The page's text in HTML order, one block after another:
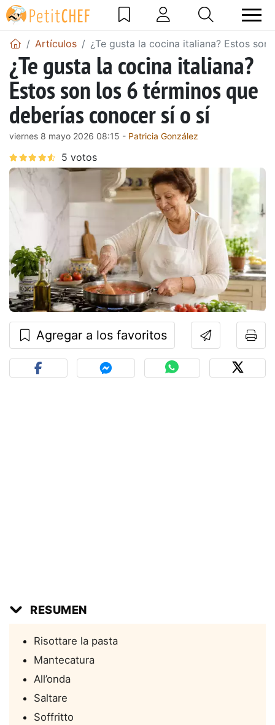
Artículos ¿Te gusta la cocina italiana? Estos
¿Te gusta la cocina italiana?
Estos son los 6 términos que
deberías conocer sí o sí
viernes 8 mayo 2026 08:15 - Patricia González
Agregar a los favoritos
RESUMEN
Risottare la pasta
Mantecatura
All’onda
Saltare
Soffritto